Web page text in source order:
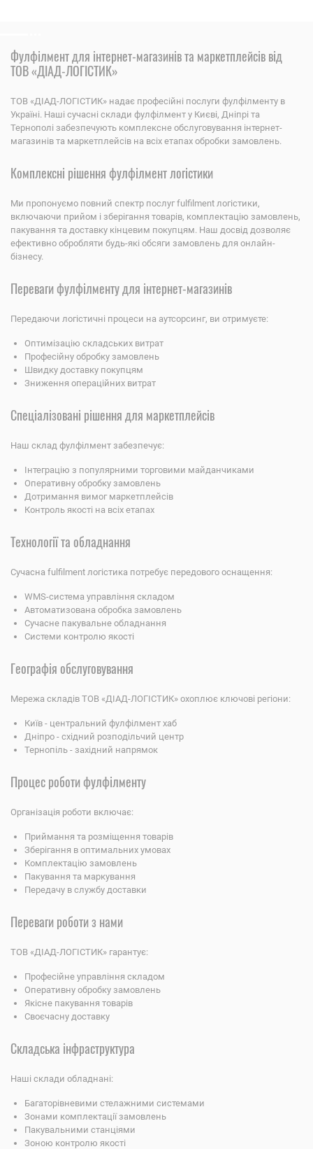
Фулфілмент для інтернет-магазинів та маркетплейсів від
ТОВ «ДІАД-ЛОГІСТИК»
ТОВ «ДІАД-ЛОГІСТИК» надає професійні послуги фулфілменту в
Україні. Наші сучасні склади фулфілмент у Києві, Дніпрі та
Тернополі забезпечують комплексне обслуговування інтернет-
магазинів та маркетплейсів на всіх етапах обробки замовлень.
Комплексні рішення фулфілмент логістики
Ми пропонуємо повний спектр послуг fulfilment логістики,
включаючи прийом і зберігання товарів, комплектацію замовлень,
пакування та доставку кінцевим покупцям. Наш досвід дозволяє
ефективно обробляти будь-які обсяги замовлень для онлайн-
бізнесу.
Переваги фулфілменту для інтернет-магазинів
Передаючи логістичні процеси на аутсорсинг, ви отримуєте:
Оптимізацію складських витрат
Професійну обробку замовлень
Швидку доставку покупцям
Зниження операційних витрат
Спеціалізовані рішення для маркетплейсів
Наш склад фулфілмент забезпечує:
Інтеграцію з популярними торговими майданчиками
Оперативну обробку замовлень
Дотримання вимог маркетплейсів
Контроль якості на всіх етапах
Технології та обладнання
Сучасна fulfilment логістика потребує передового оснащення:
WMS-система управління складом
Автоматизована обробка замовлень
Сучасне пакувальне обладнання
Системи контролю якості
Географія обслуговування
Мережа складів ТОВ «ДІАД-ЛОГІСТИК» охоплює ключові регіони:
Київ - центральний фулфілмент хаб
Дніпро - східний розподільчий центр
Тернопіль - західний напрямок
Процес роботи фулфілменту
Організація роботи включає:
Приймання та розміщення товарів
Зберігання в оптимальних умовах
Комплектацію замовлень
Пакування та маркування
Передачу в службу доставки
Переваги роботи з нами
ТОВ «ДІАД-ЛОГІСТИК» гарантує:
Професійне управління складом
Оперативну обробку замовлень
Якісне пакування товарів
Своєчасну доставку
Складська інфраструктура
Наші склади обладнані:
Багаторівневими стелажними системами
Зонами комплектації замовлень
Пакувальними станціями
Зоною контролю якості